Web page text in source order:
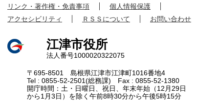
リンク・著作権・免責事項
個人情報保護
アクセシビリティ
ＲＳＳについて お問い合わせ
江津市役所
法人番号1000020322075
〒695-8501 島根県江津市江津町1016番地4
Tel : 0855-52-2501(総務課) Fax : 0855-52-1380
開庁時間：土・日曜日、祝日、年末年始（12月29日
から1月3日）を除く午前8時30分から午後5時15分